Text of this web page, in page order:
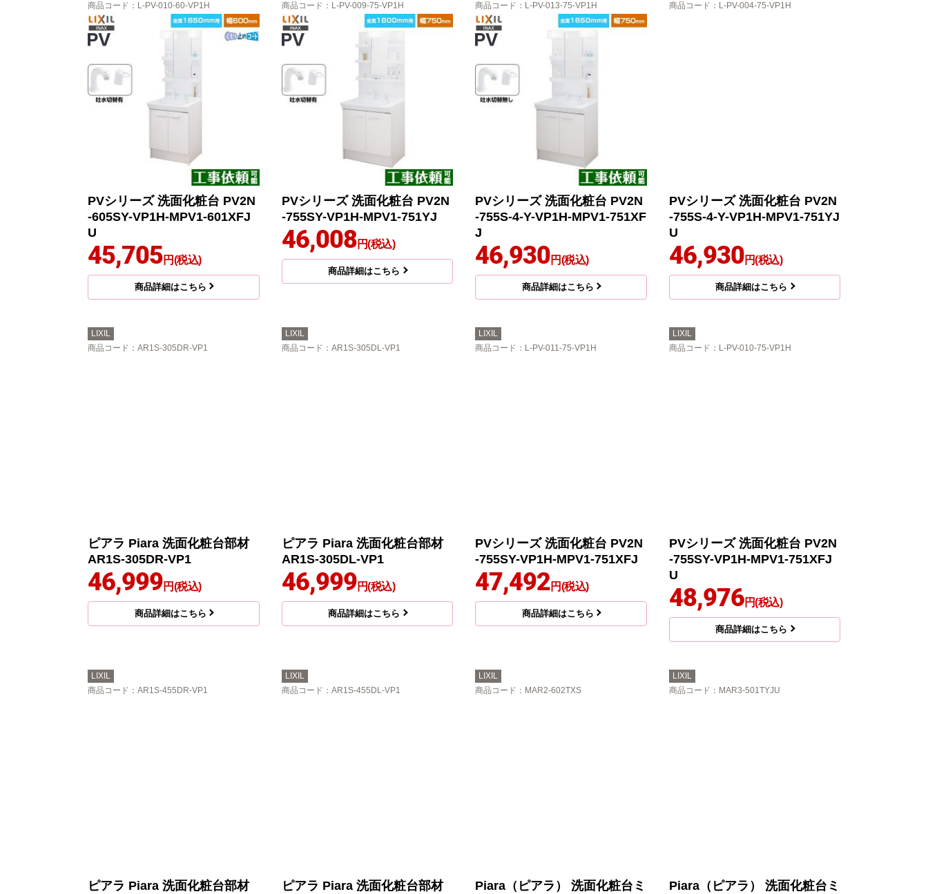
商品コード ：L-PV-010-60-VP1H
PVシリーズ 洗面化粧台 PV2N
-605SY-VP1H-MPV1-601XFJ
U
45,705円(税込)
商品詳細はこちら
商品コード ：L-PV-009-75-VP1H
PVシリーズ 洗面化粧台 PV2N
-755SY-VP1H-MPV1-751YJ
46,008円(税込)
商品詳細はこちら
商品コード ：L-PV-013-75-VP1H
PVシリーズ 洗面化粧台 PV2N
-755S-4-Y-VP1H-MPV1-751XF
J
46,930円(税込)
商品詳細はこちら
商品コード ：L-PV-004-75-VP1H
PVシリーズ 洗面化粧台 PV2N
-755S-4-Y-VP1H-MPV1-751YJ
U
46,930円(税込)
商品詳細はこちら
LIXIL
商品コード ：AR1S-305DR-VP1
ピアラ Piara 洗面化粧台部材
AR1S-305DR-VP1
46,999円(税込)
商品詳細はこちら
LIXIL
商品コード ：AR1S-305DL-VP1
ピアラ Piara 洗面化粧台部材
AR1S-305DL-VP1
46,999円(税込)
商品詳細はこちら
LIXIL
商品コード ：L-PV-011-75-VP1H
PVシリーズ 洗面化粧台 PV2N
-755SY-VP1H-MPV1-751XFJ
47,492円(税込)
商品詳細はこちら
LIXIL
商品コード ：L-PV-010-75-VP1H
PVシリーズ 洗面化粧台 PV2N
-755SY-VP1H-MPV1-751XFJ
U
48,976円(税込)
商品詳細はこちら
LIXIL
商品コード ：AR1S-455DR-VP1
ピアラ Piara 洗面化粧台部材
LIXIL
商品コード ：AR1S-455DL-VP1
ピアラ Piara 洗面化粧台部材
LIXIL
商品コード ：MAR2-602TXS
Piara（ピアラ） 洗面化粧台ミ
LIXIL
商品コード ：MAR3-501TYJU
Piara（ピアラ） 洗面化粧台ミ